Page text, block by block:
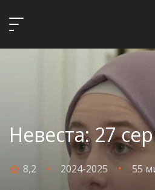
Невеста: 27
8,2 2024-2025 55